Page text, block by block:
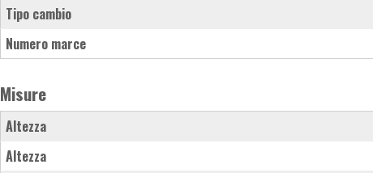
Tipo cambio
Numero marce
Misure
Altezza
Altezza